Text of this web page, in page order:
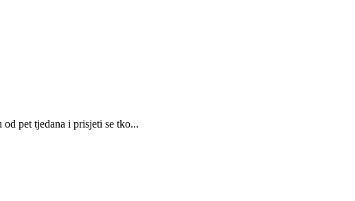
pet tjedana i prisjeti se tko...